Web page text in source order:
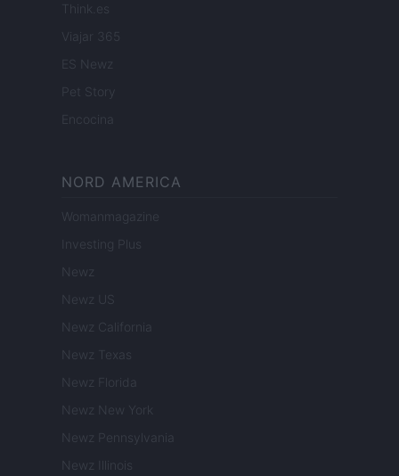
Think.es
Viajar 365
ES Newz
Pet Story
Encocina
NORD AMERICA
Womanmagazine
Investing Plus
Newz
Newz US
Newz California
Newz Texas
Newz Florida
Newz New York
Newz Pennsylvania
Newz Illinois